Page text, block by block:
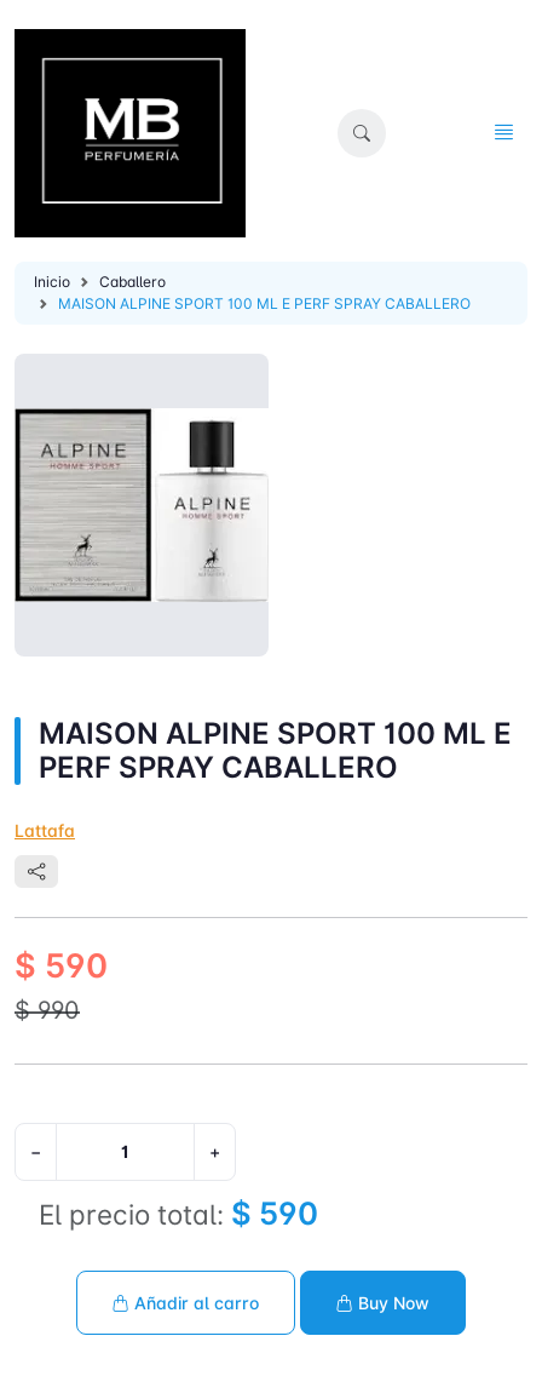
Inicio
Caballero
MAISON ALPINE SPORT 100 ML E PERF SPRAY CABALLERO
MAISON ALPINE SPORT 100 ML E
PERF SPRAY CABALLERO
Lattafa
$ 590
$ 990
− +
El precio total: $ 590
Añadir al carro Buy Now